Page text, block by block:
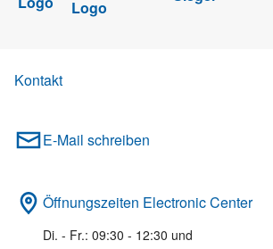
Kontakt
E-Mail schreiben
Öffnungszeiten Electronic Center
Di. - Fr.: 09:30 - 12:30 und